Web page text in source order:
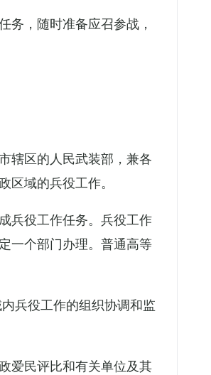
务，随时准备应召参战，
辖区的人民武装部，兼各
域的兵役工作。
兵役工作任务。兵役工作
一个部门办理。普通高等
兵役工作的组织协调和监
爱民评比和有关单位及其